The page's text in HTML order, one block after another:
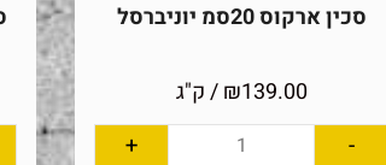
סכין ארקוס 20סמ יוניברסל
₪139.00 / ק"ג
-
+